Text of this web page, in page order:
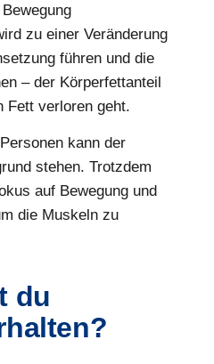
zu einer Veränderung
führen und die
– der Körperfettanteil
Fett verloren geht.
kann der
stehen. Trotzdem
auf Bewegung und
die Muskeln zu
du